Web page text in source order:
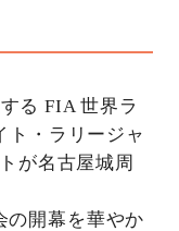
る FIA 世界ラ
ト・ラリージャ
が名古屋城周
の開幕を華やか